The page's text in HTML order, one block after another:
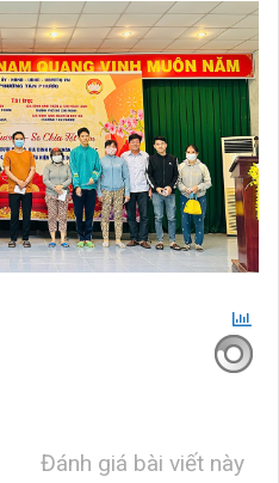
Đánh giá bài viết này